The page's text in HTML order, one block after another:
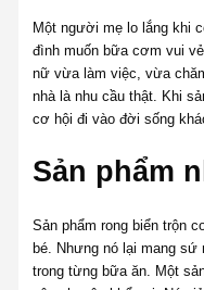
Một người mẹ lo lắng khi
đình muốn bữa cơm vui
nữ vừa làm việc, vừa
nhà là nhu cầu thật. Khi
cơ hội đi vào đời sống
Sản phẩm
Sản phẩm rong biển trộn
bé. Nhưng nó lại mang
trong từng bữa ăn. Một